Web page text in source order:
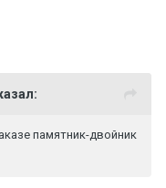
памятник-двойник